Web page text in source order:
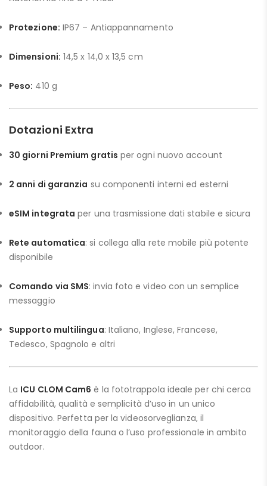
Protezione: IP67 – Antiappannamento
Dimensioni: 14,5 x 14,0 x 13,5 cm
Peso: 410 g
Dotazioni Extra
30 giorni Premium gratis per ogni nuovo account
2 anni di garanzia su componenti interni ed esterni
eSIM integrata per una trasmissione dati stabile e sicura
Rete automatica: si collega alla rete mobile più potente
disponibile
Comando via SMS: invia foto e video con un semplice
messaggio
Supporto multilingua: Italiano, Inglese, Francese,
Tedesco, Spagnolo e altri
La ICU CLOM Cam6 è la fototrappola ideale per chi cerca
affidabilità, qualità e semplicità d’uso in un unico
dispositivo. Perfetta per la videosorveglianza, il
monitoraggio della fauna o l’uso professionale in ambito
outdoor.